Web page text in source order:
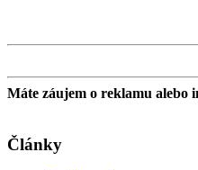
Máte záujem o reklamu alebo
Články